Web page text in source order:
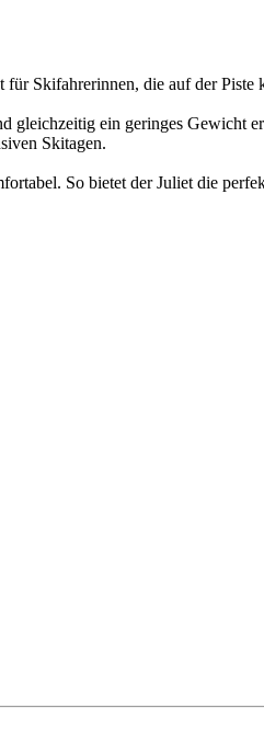
Skifahrerinnen, die auf der
gleichzeitig ein geringes Gewicht
Skitagen.
So bietet der Juliet die